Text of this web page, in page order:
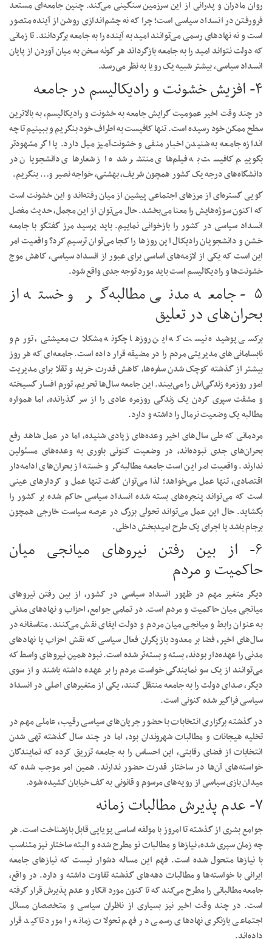
روان مادران و پدرانی از این سرزمین سنگینی می‌کند. چنین جامعه‌ای مستعد
فرورفتن در انسداد سیاسی است؛ چرا که نه چشم‌اندازی روشن از آینده متصور
است و نه نهاد‌های رسمی می‌توانند امید به آینده را به جامعه برگردانند. تا زمانی
که دولت نتواند امید را به جامعه بازگرداند هر گونه سخن به میان آوردن از پایان
انسداد سیاسی، بیشتر شبیه یک رویا به نظر می‌رسد.
۴- افزیش خشونت و رادیکالیسم در جامعه
در چند وقت اخیر عمومیت گرایش جامعه به خشونت و رادیکالیسم، به بالاترین
سطح ممکن خود رسیده است. تنها کافیست به اطراف خود بنگریم و ببینیم تا چه
اندازه جامعه به شنیدن اخبار منفی و خشونت‌آمیز میل دارد. یا اگر مشهودتر
بگوییم کافیست به فیلم‌های منتشر شده از شعار‌های دانشجویان در
دانشگاه‌های درجه یک کشور همچون شریف، بهشتی، خواجه نصیر و… بنگریم.
گویی گستره‌ای از مرز‌های اجتماعی پیشین از میان رفته‌اند و این خشونت است
که اکنون سوژه‌هایش را معنا می‌بخشد. حال می‌توان از این مجمل، حدیث مفصل
انسداد سیاسی در کشور را بازخوانی نماییم. باید پرسید مرز گفتگو با جامعه
خشن و دانشجویان رادیکال این روز‌ها را کجا می‌توان ترسیم کرد؟ واقعیت امر
این است که یکی از لازمه‌های اساسی برای عبور از انسداد سیاسی، کاهش موج
خشونت‌ها و رادیکالیسم است باید مورد توجه جدی واقع شود.
۵- جامعه مدنی مطالبه‌گر و خسته از
بحران‌های در تعلیق
برکسی پوشیده نیست که این روز‌ها چگونه مشکلات معیشتی، تورم و
نابسامانی‌های مدیریتی مردم را در مضیقه قرار داده است. جامعه‌ای که هر روز
بیشتر از گذشته کوچک شدن سفره‌ها، کاهش قدرت خرید و تقلا برای مدیریت
امور روزمره زندگی‌اش را می‌بیند. این جامعه سال‌ها تحریم، تورم افسار گسیخته
و مشقت سپری کردن یک زندگی روزمره عادی را از سر گذرانده، اما همواره
مطالبه یک وضعیت نرمال را داشته و دارد.
مردمانی که طی سال‌های اخیر وعده‌های زیادی شنیده، اما در عمل شاهد رفع
بحران‌های جدی‌ نبوده‌اند، در وضعیت کنونی باوری به وعده‌های مسئولین
ندارند. واقعیت امر این است جامعه مطالبه‌گر و خسته از بحران‌های ادامه‌دار
اقتصادی، تنها عمل می‌خواهد؛ لذا می‌توان گفت تنها عمل و کردار‌های عینی
است که می‌تواند پنجره‌های بسته شده انسداد سیاسی حاکم شده بر کشور را
بگشاید. حال این عمل می‌تواند تحولی بزرگ در عرصه سیاست خارجی همچون
برجام باشد یا اجرای یک طرح امیدبخش داخلی.
۶- از بین رفتن نیرو‌های میانجی میان
حاکمیت و مردم
دیگر متغیر مهم در ظهور انسداد سیاسی در کشور، از بین رفتن نیرو‌های
میانجی میان حاکمیت و مردم است. در تمامی جوامع، احزاب و نهاد‌های مدنی
به عنوان رابط و میانجی میان مردم و دولت ایفای نقش می‌کنند. متاسفانه در
سال‌های اخیر، فضا بر معدود بازیگران فعال سیاسی که نقش احزاب یا نهاد‌های
مدنی را عهده‌دار بودند، بسته و بسته‌تر شده است. نبود همین نیرو‌های واسط که
می‌توانند از یک سو نمایندگی خواست مردم را بر عهده داشته باشند و از سوی
دیگر، صدای دولت را به جامعه منتقل کنند، یکی از متغیر‌های اصلی در انسداد
سیاسی فراگیر شده کنونی است.
در گذشته برگزاری انتخابات با حضور جریان‌های سیاسی رقیب، عاملی مهم در
تخلیه هیجانات و مطالبات شهروندان بود، اما در چند سال گذشته تهی شدن
انتخابات از فضای رقابتی، این احساس را به جامعه تزریق کرده که نمایندگان
خواسته‌های آن‌ها در ساختار قدرت حضور ندارند. همین امر موجب شده که
میدان بازی سیاسی از رویه‌های مرسوم و قانونی به کف خیابان کشیده شود.
۷- عدم پذیرش مطالبات زمانه
جوامع بشری از گذشته تا امروز با مولفه اساسی پویایی قابل بازشناخت است. هر
چه زمان سپری شده، نیاز‌ها و مطالبات نو مطرح شده و البته ساختار نیز متناسب
با نیاز‌ها متحول شده است. فهم این مساله دشوار نیست که نیاز‌های جامعه
ایرانی با خواسته‌ها و مطالبات دهه‌های گذشته تفاوت داشته و دارد. در واقع،
جامعه مطالباتی را مطرح می‌کند که تا کنون مورد انکار و عدم پذیرش قرار گرفته
است. در چند وقت اخیر نیز بسیاری از ناظران سیاسی و متخصصان مسائل
اجتماعی بازنگری نهاد‌های رسمی در فهم تحولات زمانه را مورد تاکید قرار
داده‌اند.